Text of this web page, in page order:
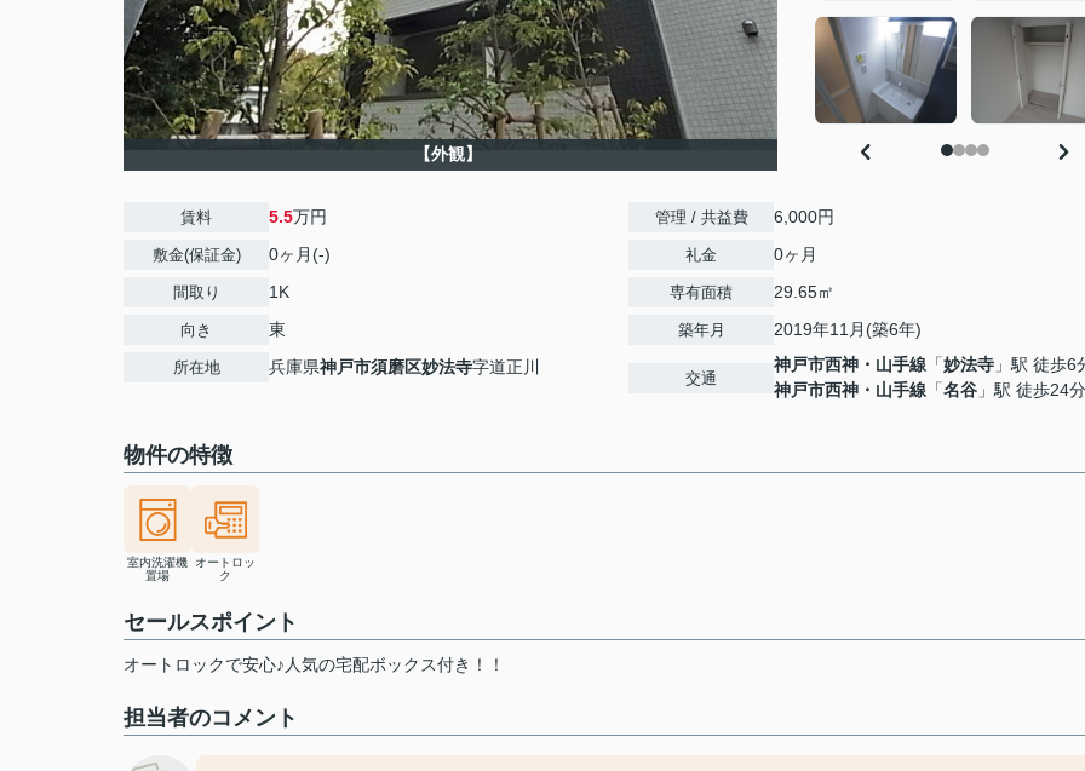
【外観】
賃料 5.5万円
敷金(保証金) 0ヶ月(-)
間取り 1K
向き 東
所在地 兵庫県神戸市須磨区妙法寺字道正川
管理 / 共益費 6,000円
礼金 0ヶ月
専有面積 29.65㎡
築年月 2019年11月(築6年)
交通
神戸市西神・山手線 「妙法寺 」駅 徒歩6
神戸市西神・山手線 「名谷 」駅 徒歩24分
物件の特徴
室内洗濯機
置場
オートロッ
ク
セールスポイント
オートロックで安心♪人気の宅配ボックス付き！！
担当者のコメント